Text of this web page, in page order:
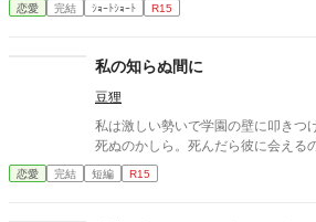
恋愛 完結 ｼｮｰﾄｼｮｰﾄ R15
私の知らぬ間に
豆狸
私は激しい勢いで学園の壁に叩きつ
死ぬのかしら。死んだら彼に会える
恋愛 完結 短編 R15